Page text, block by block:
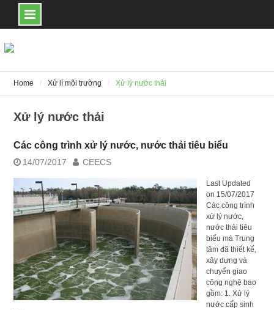
to
content
Home Xử lí môi trường Xử lý nước thải
Xử lý nước thải
Các công trình xử lý nước, nước thải tiêu biểu
14/07/2017 CEECS
Last Updated
on 15/07/2017
Các công trình
xử lý nước,
nước thải tiêu
biểu mà Trung
tâm đã thiết kế,
xây dựng và
chuyển giao
công nghệ bao
gồm: 1. Xử lý
nước cấp sinh